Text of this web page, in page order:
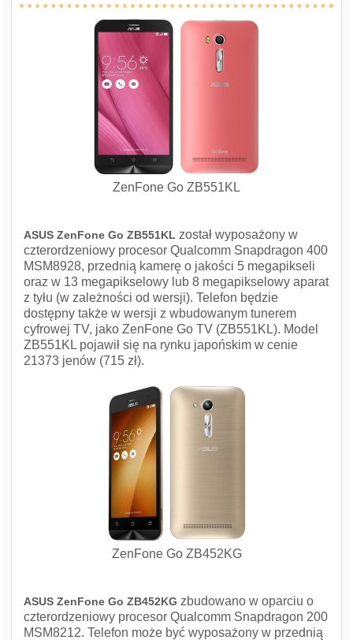
ZenFone Go ZB551KL
ASUS ZenFone Go ZB551KL został wyposażony w
czterordzeniowy procesor Qualcomm Snapdragon 400
MSM8928, przednią kamerę o jakości 5 megapikseli
oraz w 13 megapikselowy lub 8 megapikselowy aparat
z tyłu (w zależności od wersji). Telefon będzie
dostępny także w wersji z wbudowanym tunerem
cyfrowej TV, jako ZenFone Go TV ‏(ZB551KL). Model
ZB551KL pojawił się na rynku japońskim w cenie
21373 jenów (715 zł).
ZenFone Go ZB452KG
ASUS ZenFone Go ZB452KG zbudowano w oparciu o
czterordzeniowy procesor Qualcomm Snapdragon 200
MSM8212. Telefon może być wyposażony w przednią